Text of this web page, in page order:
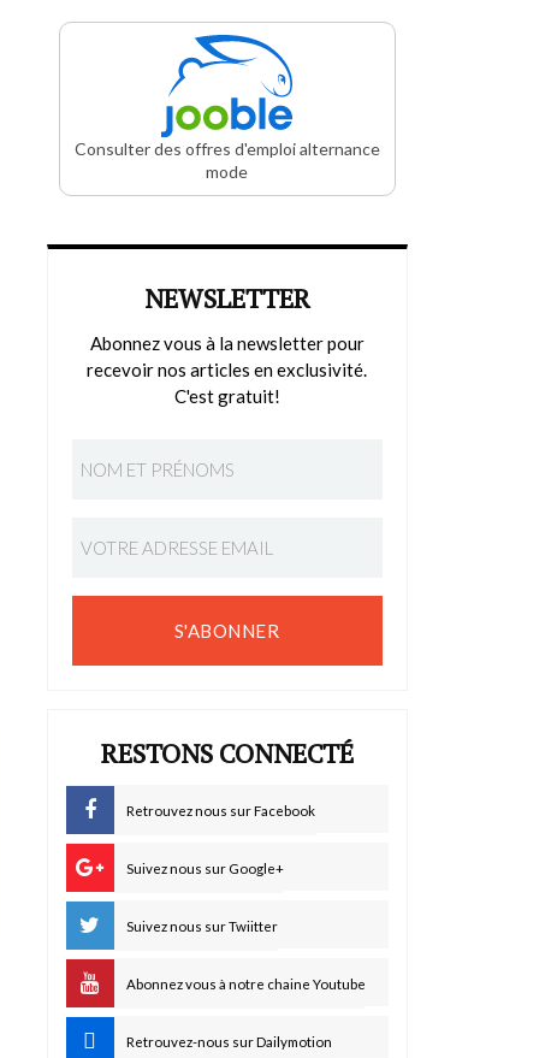
Consulter des offres d'emploi alternance
mode
NEWSLETTER
Abonnez vous à la newsletter pour
recevoir nos articles en exclusivité.
C'est gratuit!
S'ABONNER
RESTONS CONNECTÉ
Retrouvez nous sur Facebook
Suivez nous sur Google+
Suivez nous sur Twiitter
Abonnez vous à notre chaine Youtube
Retrouvez-nous sur Dailymotion